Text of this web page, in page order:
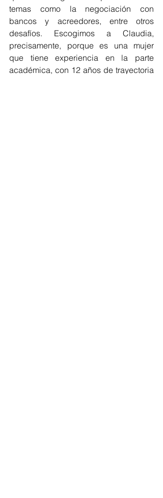
temas como la negociación con
bancos y acreedores, entre otros
desafíos. Escogimos a Claudia,
precisamente, porque es una mujer
que tiene experiencia en la parte
académica, con 12 años de trayectoria